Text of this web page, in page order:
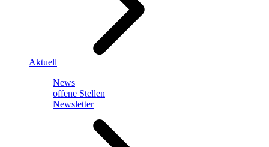
Aktuell
News
offene Stellen
Newsletter